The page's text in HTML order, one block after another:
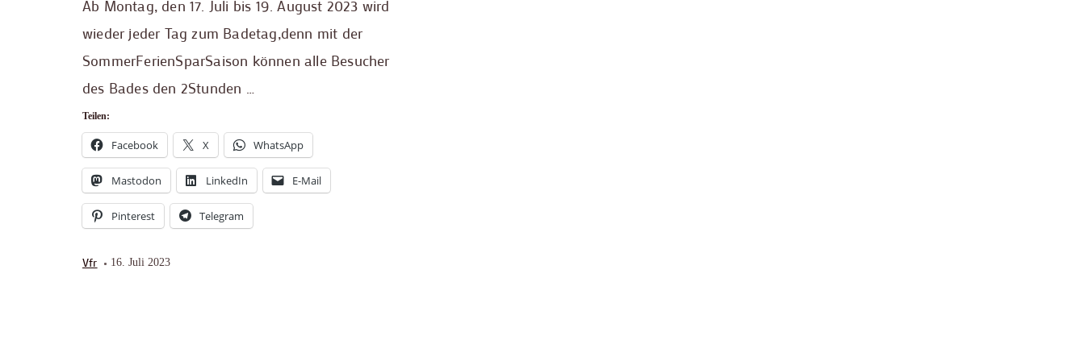
Ab Montag, den 17. Juli bis 19. August 2023 wird
wieder jeder Tag zum Badetag,denn mit der
SommerFerienSparSaison können alle Besucher
des Bades den 2Stunden …
Teilen:
Facebook X WhatsApp
Mastodon LinkedIn E-Mail
Pinterest Telegram
Vfr 16. Juli 2023